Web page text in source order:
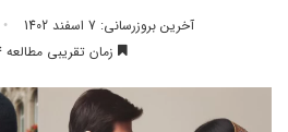
آخرین بروزرسانی: 7 اسفند 1402
زمان تقریبی مطالعه 4 دقیقه